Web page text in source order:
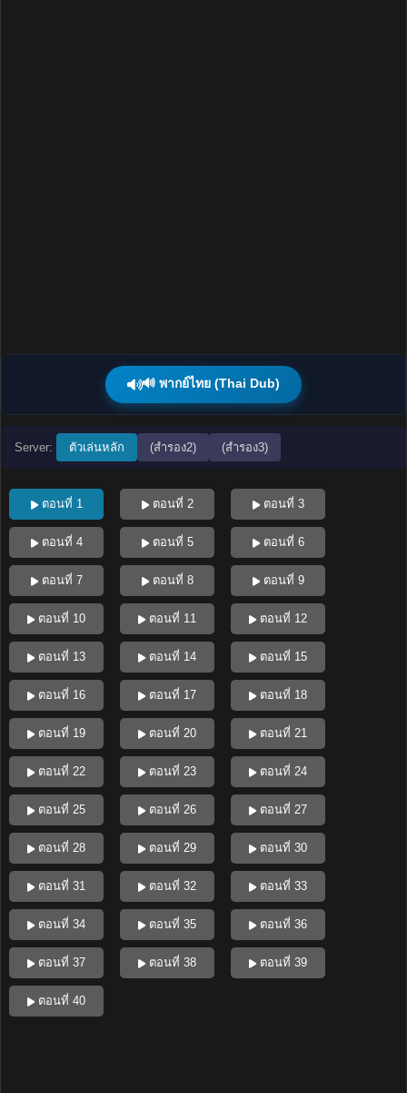
🔊 พากย์ไทย (Thai Dub)
Server: ตัวเล่นหลัก (สำรอง2) (สำรอง3)
ตอนที่ 1 ตอนที่ 2 ตอนที่ 3
ตอนที่ 4 ตอนที่ 5 ตอนที่ 6
ตอนที่ 7 ตอนที่ 8 ตอนที่ 9
ตอนที่ 10 ตอนที่ 11 ตอนที่ 12
ตอนที่ 13 ตอนที่ 14 ตอนที่ 15
ตอนที่ 16 ตอนที่ 17 ตอนที่ 18
ตอนที่ 19 ตอนที่ 20 ตอนที่ 21
ตอนที่ 22 ตอนที่ 23 ตอนที่ 24
ตอนที่ 25 ตอนที่ 26 ตอนที่ 27
ตอนที่ 28 ตอนที่ 29 ตอนที่ 30
ตอนที่ 31 ตอนที่ 32 ตอนที่ 33
ตอนที่ 34 ตอนที่ 35 ตอนที่ 36
ตอนที่ 37 ตอนที่ 38 ตอนที่ 39
ตอนที่ 40